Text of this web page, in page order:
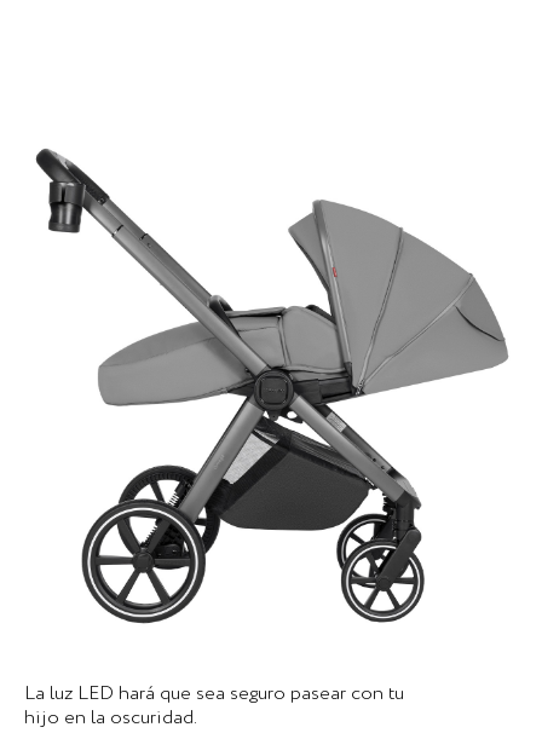
La luz LED hará que sea seguro pasear con tu
hijo en la oscuridad.